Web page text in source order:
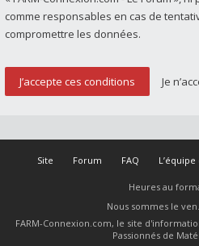
comme responsables en cas de
compromettre les données.
Site Forum FAQ
Heures au
Nous sommes le
FARM-Connexion.com, le site
Passionnés de